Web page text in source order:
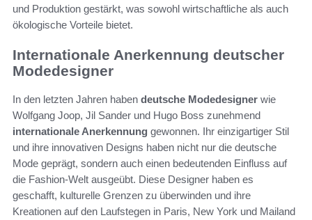
und Produktion gestärkt, was sowohl wirtschaftliche als auch
ökologische Vorteile bietet.
Internationale Anerkennung deutscher
Modedesigner
In den letzten Jahren haben deutsche Modedesigner wie
Wolfgang Joop, Jil Sander und Hugo Boss zunehmend
internationale Anerkennung gewonnen. Ihr einzigartiger Stil
und ihre innovativen Designs haben nicht nur die deutsche
Mode geprägt, sondern auch einen bedeutenden Einfluss auf
die Fashion-Welt ausgeübt. Diese Designer haben es
geschafft, kulturelle Grenzen zu überwinden und ihre
Kreationen auf den Laufstegen in Paris, New York und Mailand